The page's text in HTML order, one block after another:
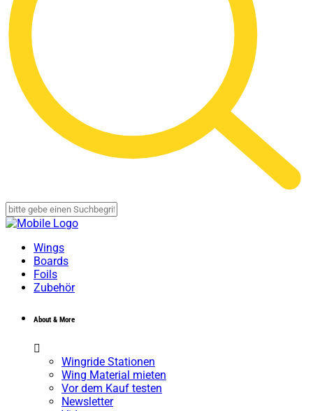
Wings
Boards
Foils
Zubehör
About & More
Wingride Stationen
Wing Material mieten
Vor dem Kauf testen
Newsletter